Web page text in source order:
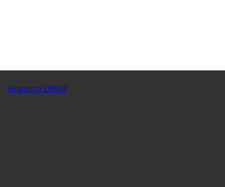
Новости СМИ2